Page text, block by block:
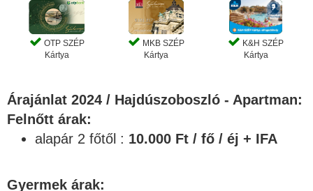
OTP SZÉP
Kártya
MKB SZÉP
Kártya
K&H SZÉP
Kártya
Árajánlat 2024 / Hajdúszoboszló - Apartman:
Felnőtt árak:
alapár 2 főtől : 10.000 Ft / fő / éj + IFA
Gyermek árak: